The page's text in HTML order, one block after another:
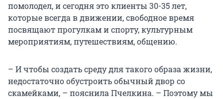
помолодел, и сегодня это клиенты 30-35 лет,
которые всегда в движении, свободное время
посвящают прогулкам и спорту, культурным
мероприятиям, путешествиям, общению.
– И чтобы создать среду для такого образа жизни,
недостаточно обустроить обычный двор со
скамейками, – пояснила Пчелкина. – Поэтому мы